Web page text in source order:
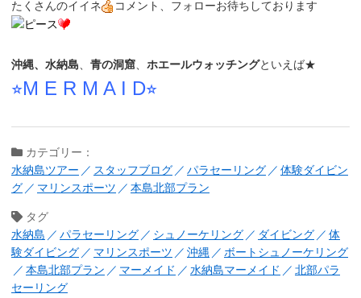
たくさんのイイネ コメント、フォローお待ちしております
沖縄、水納島、 青の洞窟、 ホエールウォッチングといえば★
⭐︎M E R M A I D⭐︎
カテゴリー：
水納島ツアー
スタッフブログ パラセーリング
体験ダイビン
グ
マリンスポーツ 本島北部プラン
タグ
水納島
パラセーリング シュノーケリング ダイビング
体
験ダイビング
マリンスポーツ 沖縄
ボートシュノーケリング
本島北部プラン
マーメイド 水納島マーメイド
北部パラ
セーリング